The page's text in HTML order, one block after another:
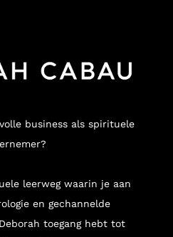
business als spirituele
leerweg waarin je aan
en gechannelde
toegang hebt tot